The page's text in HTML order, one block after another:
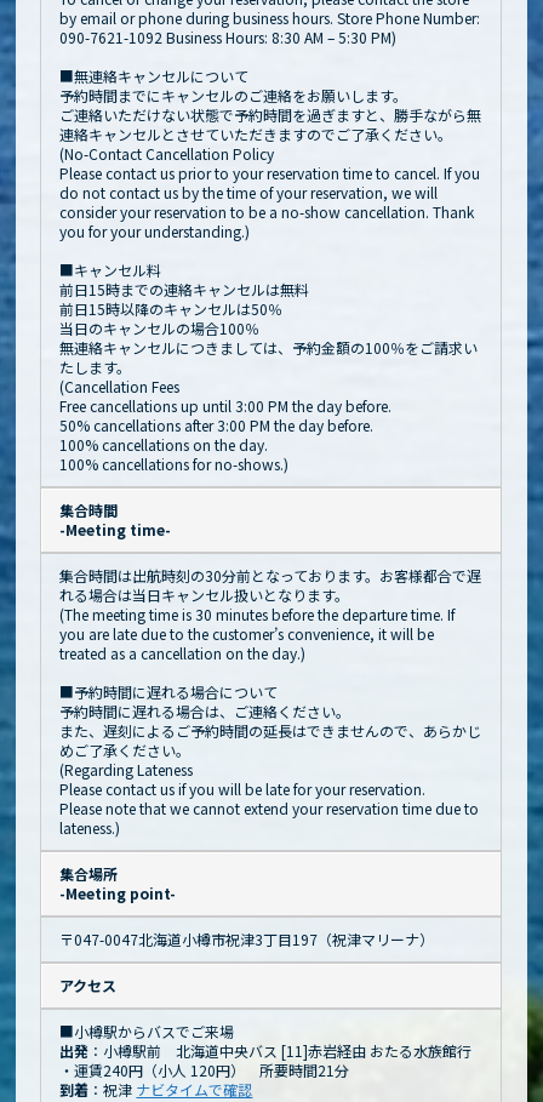
by email or phone during business hours. Store Phone Number:
090-7621-1092 Business Hours: 8:30 AM – 5:30 PM)
■無連絡キャンセルについて
予約時間までにキャンセルのご連絡をお願いします。
ご連絡いただけない状態で予約時間を過ぎますと、勝手ながら無
連絡キャンセルとさせていただきますのでご了承ください。
(No-Contact Cancellation Policy
Please contact us prior to your reservation time to cancel. If you
do not contact us by the time of your reservation, we will
consider your reservation to be a no-show cancellation. Thank
you for your understanding.)
■キャンセル料
前日15時までの連絡キャンセルは無料
前日15時以降のキャンセルは50％
当日のキャンセルの場合100％
無連絡キャンセルにつきましては、予約金額の100％をご請求い
たします。
(Cancellation Fees
Free cancellations up until 3:00 PM the day before.
50% cancellations after 3:00 PM the day before.
100% cancellations on the day.
100% cancellations for no-shows.)
集合時間
-Meeting time-
集合時間は出航時刻の30分前となっております。お客様都合で遅
れる場合は当日キャンセル扱いとなります。
(The meeting time is 30 minutes before the departure time. If
you are late due to the customer’s convenience, it will be
treated as a cancellation on the day.)
■予約時間に遅れる場合について
予約時間に遅れる場合は、ご連絡ください。
また、遅刻によるご予約時間の延長はできませんので、あらかじ
めご了承ください。
(Regarding Lateness
Please contact us if you will be late for your reservation.
Please note that we cannot extend your reservation time due to
lateness.)
集合場所
-Meeting point-
〒047-0047北海道小樽市祝津3丁目197（祝津マリーナ）
アクセス
■小樽駅からバスでご来場
出発 ：小樽駅前 北海道中央バス [11]赤岩経由 おたる水族館行
・運賃240円（小人 120円） 所要時間21分
到着 ：祝津 ナビタイムで確認